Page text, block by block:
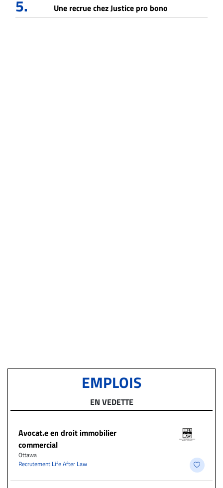
5. Une recrue chez Justice pro bono
EMPLOIS
EN VEDETTE
Avocat.e en droit immobilier
commercial
Ottawa
Recrutement Life After Law